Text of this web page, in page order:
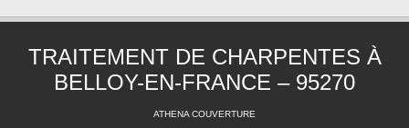
TRAITEMENT DE CHARPENTES À
BELLOY-EN-FRANCE – 95270
ATHENA COUVERTURE